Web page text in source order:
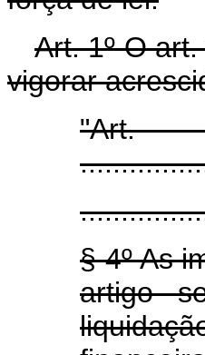
Art. 1º O
vigorar
§ 4º As
artigo